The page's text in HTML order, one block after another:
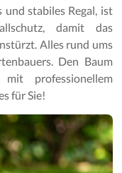
stabiles Regal, ist
damit das
Alles rund ums
Den Baum
professionellem
für Sie!